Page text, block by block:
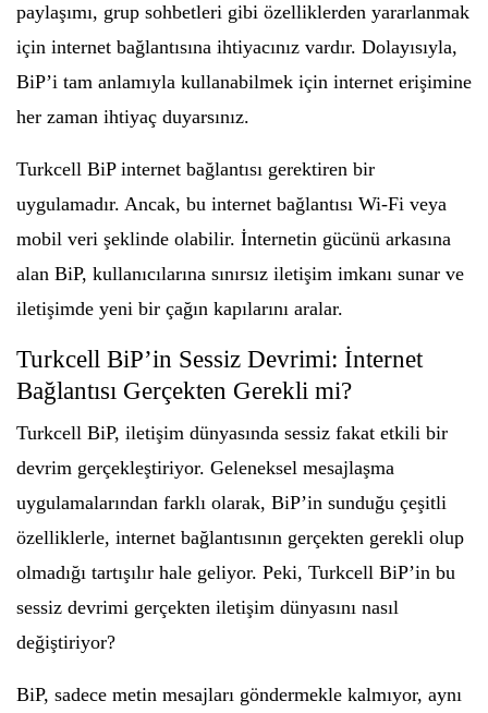
paylaşımı, grup sohbetleri gibi özelliklerden yararlanmak
için internet bağlantısına ihtiyacınız vardır. Dolayısıyla,
BiP’i tam anlamıyla kullanabilmek için internet erişimine
her zaman ihtiyaç duyarsınız.
Turkcell BiP internet bağlantısı gerektiren bir
uygulamadır. Ancak, bu internet bağlantısı Wi-Fi veya
mobil veri şeklinde olabilir. İnternetin gücünü arkasına
alan BiP, kullanıcılarına sınırsız iletişim imkanı sunar ve
iletişimde yeni bir çağın kapılarını aralar.
Turkcell BiP’in Sessiz Devrimi: İnternet
Bağlantısı Gerçekten Gerekli mi?
Turkcell BiP, iletişim dünyasında sessiz fakat etkili bir
devrim gerçekleştiriyor. Geleneksel mesajlaşma
uygulamalarından farklı olarak, BiP’in sunduğu çeşitli
özelliklerle, internet bağlantısının gerçekten gerekli olup
olmadığı tartışılır hale geliyor. Peki, Turkcell BiP’in bu
sessiz devrimi gerçekten iletişim dünyasını nasıl
değiştiriyor?
BiP, sadece metin mesajları göndermekle kalmıyor, aynı